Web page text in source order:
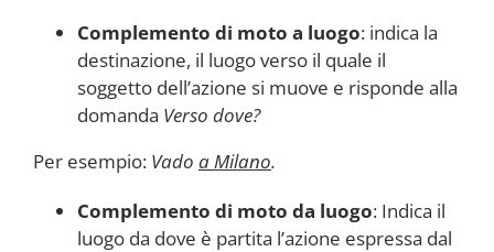
Complemento di moto a luogo: indica la
destinazione, il luogo verso il quale il
soggetto dell’azione si muove e risponde alla
domanda Verso dove?
Per esempio: Vado a Milano.
Complemento di moto da luogo: Indica il
luogo da dove è partita l’azione espressa dal